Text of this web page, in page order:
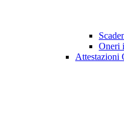
Oneri
Attestazioni